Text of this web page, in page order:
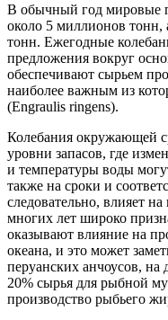
В обычный год мировые
около 5 миллионов
тонн. Ежегодные
предложения вокруг
обеспечивают сырьем
наиболее важным из
(Engraulis ringens).
Колебания окружающей
уровни запасов, где
и температуры воды
также на сроки и
следовательно, влияет
многих лет широко
оказывают влияние на
океана, и это может
перуанских анчоусов, на
20% сырья для рыбной
производство рыбьего